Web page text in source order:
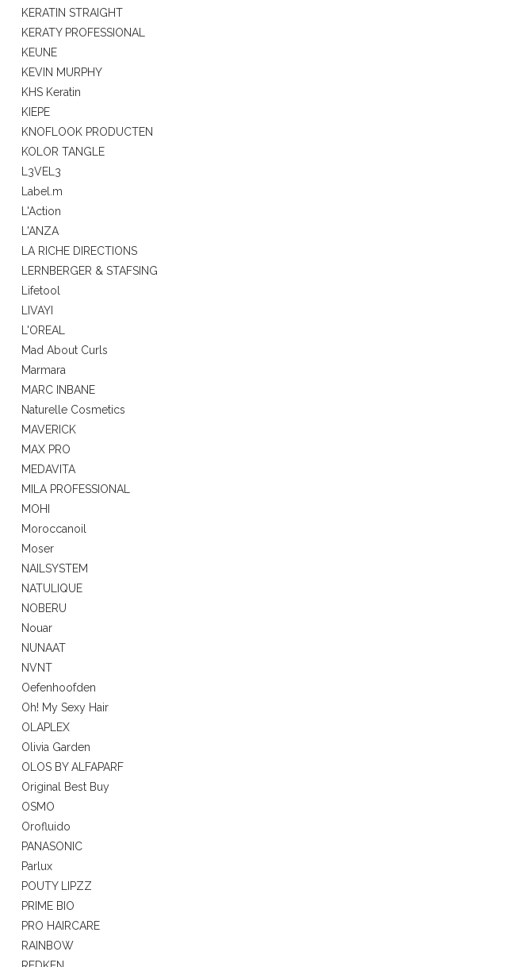
KERATIN STRAIGHT
KERATY PROFESSIONAL
KEUNE
KEVIN MURPHY
KHS Keratin
KIEPE
KNOFLOOK PRODUCTEN
KOLOR TANGLE
L3VEL3
Label.m
L'Action
L'ANZA
LA RICHE DIRECTIONS
LERNBERGER & STAFSING
Lifetool
LIVAYI
L'OREAL
Mad About Curls
Marmara
MARC INBANE
Naturelle Cosmetics
MAVERICK
MAX PRO
MEDAVITA
MILA PROFESSIONAL
MOHI
Moroccanoil
Moser
NAILSYSTEM
NATULIQUE
NOBERU
Nouar
NUNAAT
NVNT
Oefenhoofden
Oh! My Sexy Hair
OLAPLEX
Olivia Garden
OLOS BY ALFAPARF
Original Best Buy
OSMO
Orofluido
PANASONIC
Parlux
POUTY LIPZZ
PRIME BIO
PRO HAIRCARE
RAINBOW